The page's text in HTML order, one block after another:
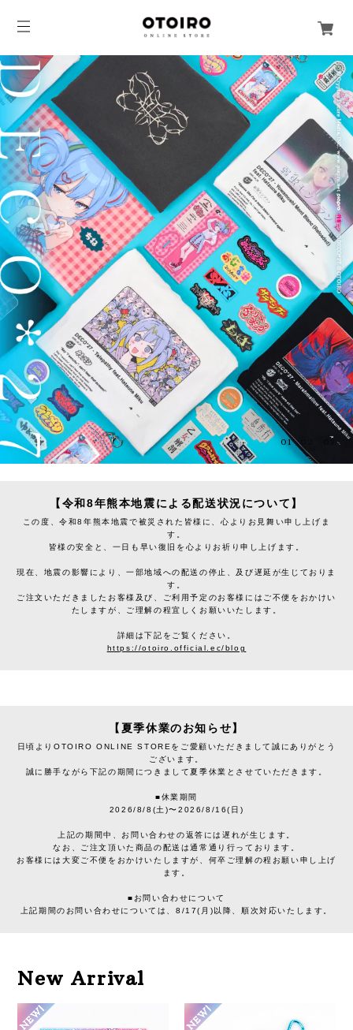
01
【令和8年熊本地震による配送状況について】
この度、令和8年熊本地震で被災された皆様に、心よりお見舞い申し上げま
す。
皆様の安全と、一日も早い復旧を心よりお祈り申し上げます。
現在、地震の影響により、一部地域への配送の停止、及び遅延が生じておりま
す。
ご注文いただきましたお客様及び、ご利用予定のお客様にはご不便をおかけい
たしますが、ご理解の程宜しくお願いいたします。
詳細は下記をご覧ください。
https://otoiro.official.ec/blog
【夏季休業のお知らせ】
日頃よりOTOIRO ONLINE STOREをご愛顧いただきまして誠にありがとう
ございます。
誠に勝手ながら下記の期間につきまして夏季休業とさせていただきます。
■休業期間
2026/8/8(土)〜2026/8/16(日)
上記の期間中、お問い合わせの返答には遅れが生じます。
なお、ご注文頂いた商品の配送は通常通り行っております。
お客様には大変ご不便をおかけいたしますが、何卒ご理解の程お願い申し上げ
ます。
■お問い合わせについて
上記期間のお問い合わせについては、8/17(月)以降、順次対応いたします。
New Arrival